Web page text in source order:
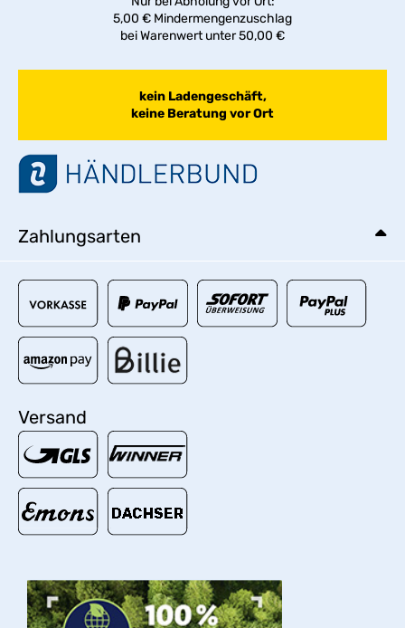
5,00 € Mindermengenzuschlag
bei Warenwert unter 50,00 €
kein Ladengeschäft,
keine Beratung vor Ort
Zahlungsarten
Versand